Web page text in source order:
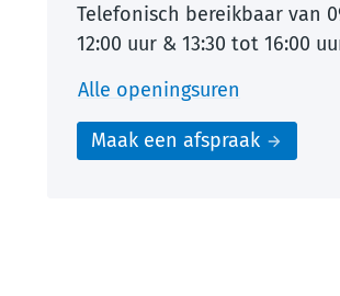
Telefonisch bereikbaar van
12:00 uur & 13:30 tot 16:00
Alle openingsuren
Maak een afspraak